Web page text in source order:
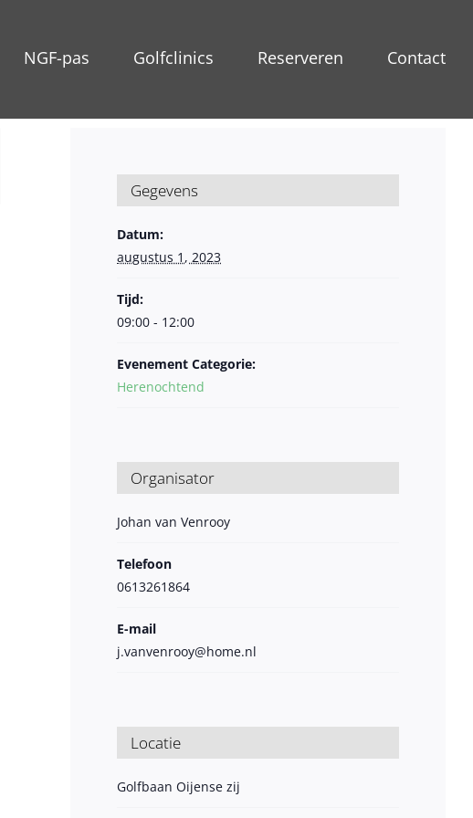
NGF-pas Golfclinics Reserveren Contact
Gegevens
Datum:
augustus 1, 2023
Tijd:
09:00 - 12:00
Evenement Categorie:
Herenochtend
Organisator
Johan van Venrooy
Telefoon
0613261864
E-mail
j.vanvenrooy@home.nl
Locatie
Golfbaan Oijense zij